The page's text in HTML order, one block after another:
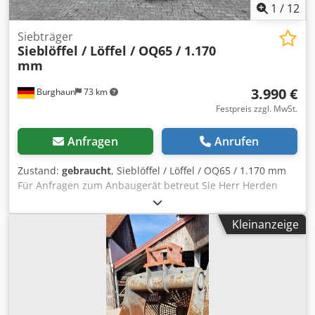
1 / 12
Burghaun 73 km
Siebträger
Sieblöffel / Löffel / OQ65 / 1.170
mm
3.990 €
Festpreis zzgl. MwSt.
Anfragen Anrufen
Zustand: gebraucht, Sieblöffel / Löffel / OQ65 / 1.170 mm
Für Anfragen zum Anbaugerät betreut Sie Herr Herden
(unter Tel. gerne. Sieblöffel / Löffel / OQ65 / 1.170 mm /
lagernd & sofort verfügbar Preis: 3.990,00 € netto /
4.748,10 € brutto - Schnittbreite (mm): 1.170 - Eigengewicht
(kg): 830 Ausstattung: - Inkl. OQ65 Aufnahme In unserem
Lager haben wir eine sehr große Auswahl von
verschiedenen Anbaugeräten, die sofort verfügbar sind!
Herr Herden (Tel. betreut Sie gerne. Auf Wunsch
unterbreiten wir Ihnen auch gerne ein
Kleinanzeige